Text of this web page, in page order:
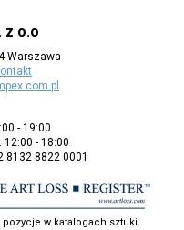
z o.o
Warszawa
- 19:00
12:00 - 18:00
8132 8822 0001
pozycje w katalogach sztuki